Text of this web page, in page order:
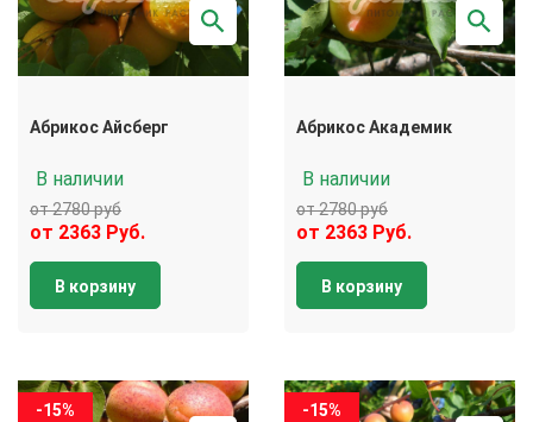
Абрикос Айсберг
В наличии
от 2780 руб
от 2363 Руб.
В корзину
Абрикос Академик
В наличии
от 2780 руб
от 2363 Руб.
В корзину
-15% -15%